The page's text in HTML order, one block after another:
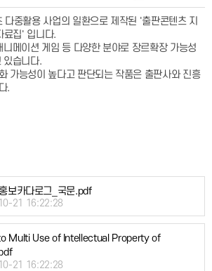
중활용 사업의 일환으로 제작된 '출판콘텐츠 지
료집' 입니다.
메이션 게임 등 다양한 분야로 장르확장 가능성
있습니다.
가능성이 높다고 판단되는 작품은 출판사와 진흥
.
보카다로그_국문.pdf
21 16:22:28
Multi Use of Intellectual Property of
21 16:22:28